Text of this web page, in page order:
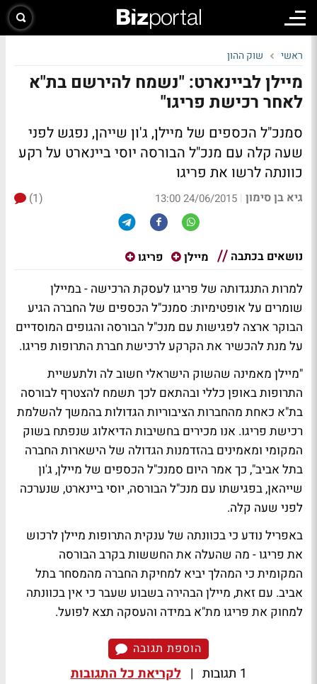
ראשי שוק ההון
מיילן לביינארט: "נשמח להירשם בת"א
לאחר רכישת פריגו"
סמנכ"ל הכספים של מיילן, ג'ון שייהן, נפגש לפני
שעה קלה עם מנכ"ל הבורסה יוסי ביינארט על רקע
כוונתה לרשו את פריגו
גיא בן סימון |
24/06/2015 13:00
(1)
נושאים בכתבה מיילן פריגו
למרות התנגדותה של פריגו לעסקת הרכישה - במיילן
שומרים על אופטימיות: סמנכ"ל הכספים של החברה הגיע
הבוקר ארצה לפגישות עם מנכ"ל הבורסה והגופים המוסדיים
על מנת להכשיר את הקרקע לרכישת חברת התרופות פריגו.
"מיילן מאמינה שהשוק הישראלי חשוב לה ולתעשיית
התרופות באופן כללי ובהתאם לכך תשמח להצטרף לבורסה
בת"א כאחת מהחברות הציבוריות הגדולות בהמשך להשלמת
רכישת פריגו. אנו מכירים בחשיבות הדיאלוג שנפתח בשוק
המקומי ומאמינים בהזדמנות הגדולה של הישארות החברה
בתל אביב", כך אמר היום סמנכ"ל הכספים של מיילן, ג'ון
שייהאן, בפגישתו עם מנכ"ל הבורסה, יוסי ביינארט, שנערכה
לפני שעה קלה.
באפריל נודע כי בכוונתה של ענקית התרופות מיילן לרכוש
את פריגו - מה שהעלה את החששות בקרב הבורסה
המקומית כי המהלך יביא למחיקת החברה מהמסחר בתל
אביב. עם זאת, מיילן הבהירה בשבוע שעבר כי אין בכוונתה
למחוק את פריגו מת"א במידה והעסקה תצא לפועל.
הוספת תגובה
1 תגובות | לקריאת כל התגובות